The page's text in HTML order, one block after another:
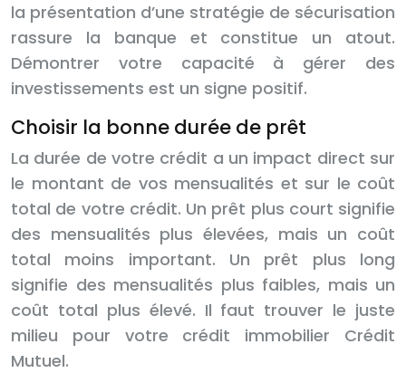
la présentation d’une stratégie de sécurisation
rassure la banque et constitue un atout.
Démontrer votre capacité à gérer des
investissements est un signe positif.
Choisir la bonne durée de prêt
La durée de votre crédit a un impact direct sur
le montant de vos mensualités et sur le coût
total de votre crédit. Un prêt plus court signifie
des mensualités plus élevées, mais un coût
total moins important. Un prêt plus long
signifie des mensualités plus faibles, mais un
coût total plus élevé. Il faut trouver le juste
milieu pour votre crédit immobilier Crédit
Mutuel.